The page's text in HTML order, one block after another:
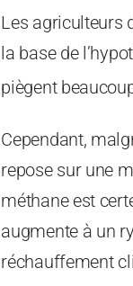
Les agriculteurs
la base de
piègent
Cependant,
repose sur une
méthane est
augmente à un
réchauffement